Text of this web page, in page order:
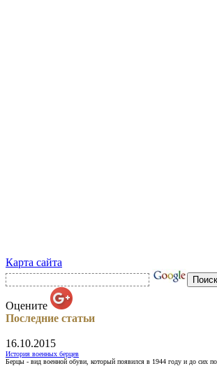
Карта сайта
Оцените
Последние статьи
16.10.2015
История военных берцев
Берцы - вид военной обуви, который появился в 1944 году и до сих